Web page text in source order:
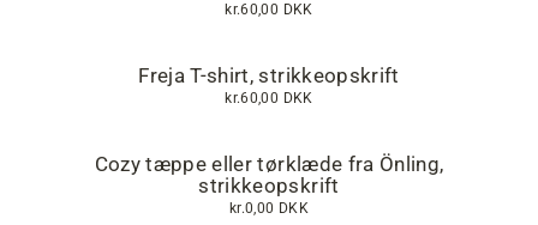
kr.60,00 DKK
Freja T-shirt, strikkeopskrift
kr.60,00 DKK
Cozy tæppe eller tørklæde fra Önling,
strikkeopskrift
kr.0,00 DKK